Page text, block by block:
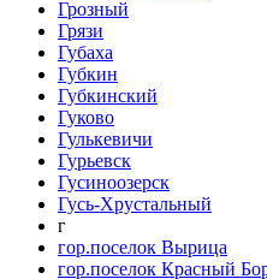
Грозный
Грязи
Губаха
Губкин
Губкинский
Гуково
Гулькевичи
Гурьевск
Гусиноозерск
Гусь-Хрустальный
г
гор.поселок Вырица
гор.поселок Красный